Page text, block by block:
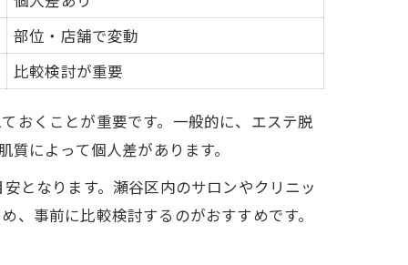
部位・店舗で変動
比較検討が重要
おくことが重要です。一般的に、エステ脱
によって個人差があります。
となります。瀬谷区内のサロンやクリニッ
事前に比較検討するのがおすすめです。